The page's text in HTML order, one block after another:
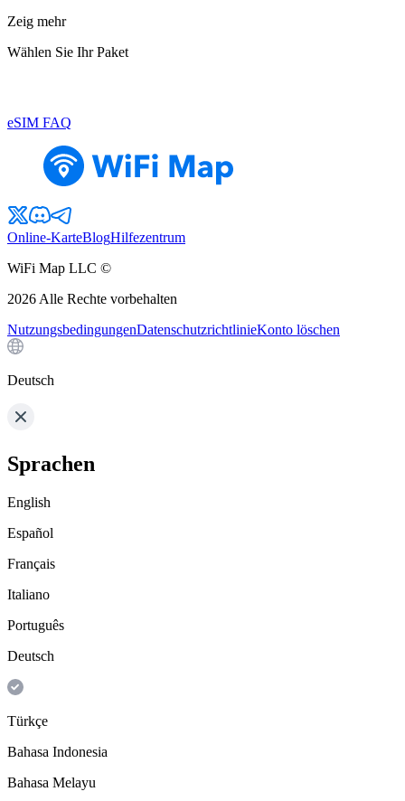
Zeig mehr
Wählen Sie Ihr Paket
eSIM FAQ
Online-KarteBlogHilfezentrum
WiFi Map LLC ©
2026 Alle Rechte vorbehalten
NutzungsbedingungenDatenschutzrichtlinieKonto löschen
Deutsch
Sprachen
English
Español
Français
Italiano
Português
Deutsch
Türkçe
Bahasa Indonesia
Bahasa Melayu